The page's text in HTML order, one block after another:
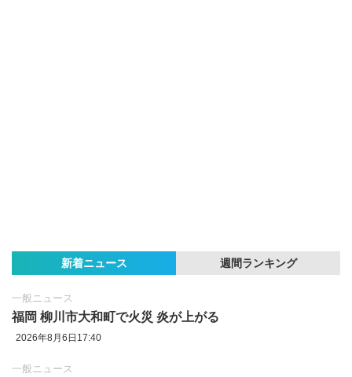
新着ニュース 週間ランキング
一般ニュース
福岡 柳川市大和町で火災 炎が上がる
2026年8月6日17:40
一般ニュース